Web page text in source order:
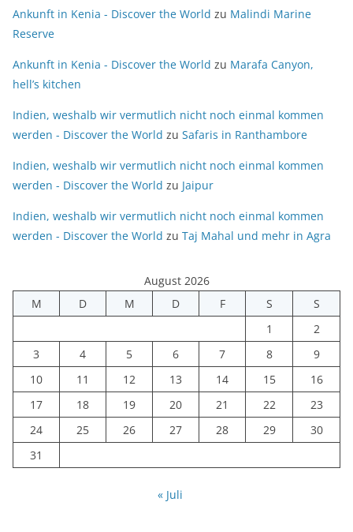
Ankunft in Kenia - Discover the World zu Malindi Marine
Reserve
Ankunft in Kenia - Discover the World zu Marafa Canyon,
hell’s kitchen
Indien, weshalb wir vermutlich nicht noch einmal kommen
werden - Discover the World zu Safaris in Ranthambore
Indien, weshalb wir vermutlich nicht noch einmal kommen
werden - Discover the World zu Jaipur
Indien, weshalb wir vermutlich nicht noch einmal kommen
werden - Discover the World zu Taj Mahal und mehr in Agra
August 2026
M
D M D F S
S
1
2
3
4 5 6 7 8
9
10
11 12 13 14 15
16
17
18 19 20 21 22
23
24
25 26 27 28 29
30
31
« Juli